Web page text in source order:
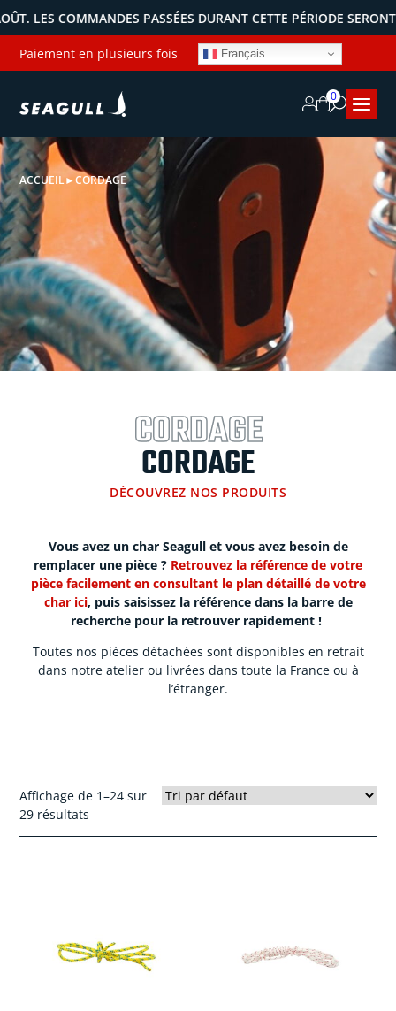
PASSÉES DURANT CETTE PÉRIODE SERONT
Paiement en plusieurs fois Français
0
ACCUEIL►CORDAGE
CORDAGE
CORDAGE
DÉCOUVREZ NOS PRODUITS
Vous avez un char Seagull et vous avez besoin de
remplacer une pièce ? Retrouvez la référence de votre
pièce facilement en consultant le plan détaillé de votre
char ici, puis saisissez la référence dans la barre de
recherche pour la retrouver rapidement !
Toutes nos pièces détachées sont disponibles en retrait
dans notre atelier ou livrées dans toute la France ou à
l’étranger.
Affichage de 1–24 sur
29 résultats